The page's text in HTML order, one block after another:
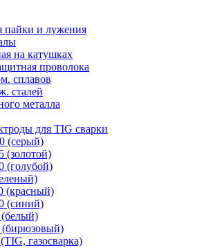
и лужения
на катушках
проволока
сплавов
сталей
металла
для TIG сварки
(серый)
(синий)
газосварка)